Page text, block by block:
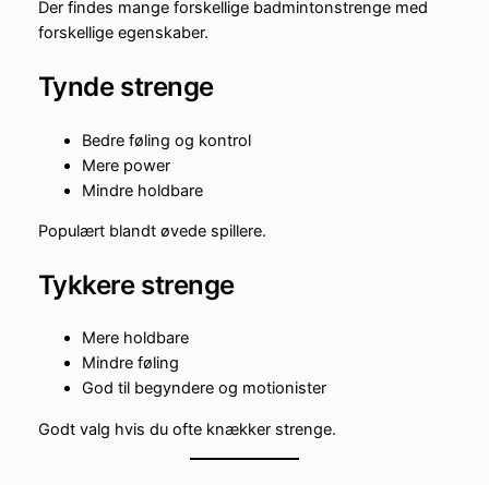
Der findes mange forskellige badmintonstrenge med
forskellige egenskaber.
Tynde strenge
Bedre føling og kontrol
Mere power
Mindre holdbare
Populært blandt øvede spillere.
Tykkere strenge
Mere holdbare
Mindre føling
God til begyndere og motionister
Godt valg hvis du ofte knækker strenge.